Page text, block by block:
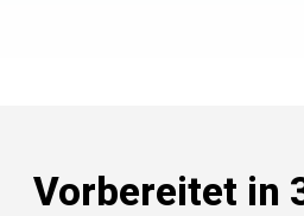
Vorbereitet in